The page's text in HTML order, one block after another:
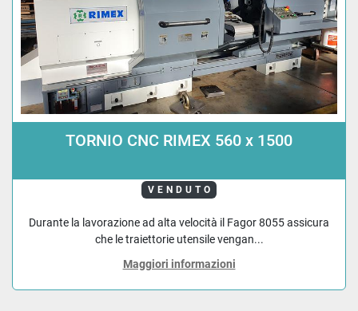
TORNIO CNC RIMEX 560 x 1500
VENDUTO
Durante la lavorazione ad alta velocità il Fagor 8055 assicura
che le traiettorie utensile vengan...
Maggiori informazioni